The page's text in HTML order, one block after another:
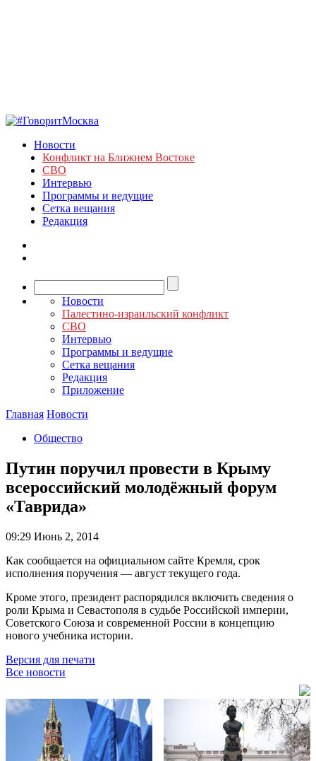
Новости
Конфликт на Ближнем Востоке
СВО
Интервью
Программы и ведущие
Сетка вещания
Редакция
Новости
Палестино-израильский конфликт
СВО
Интервью
Программы и ведущие
Сетка вещания
Редакция
Приложение
Главная Новости
Общество
Путин поручил провести в Крыму
всероссийский молодёжный форум
«Таврида»
09:29 Июнь 2, 2014
Как сообщается на официальном сайте Кремля, срок
исполнения поручения — август текущего года.
Кроме этого, президент распорядился включить сведения о
роли Крыма и Севастополя в судьбе Российской империи,
Советского Союза и современной России в концепцию
нового учебника истории.
Версия для печати
Все новости